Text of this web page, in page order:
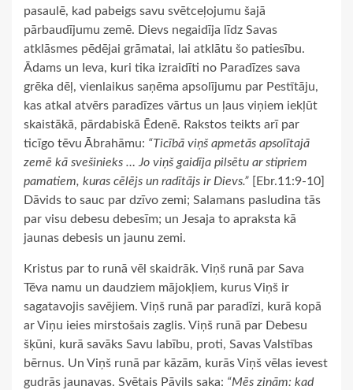
pasaulē, kad pabeigs savu svētceļojumu šajā
pārbaudījumu zemē. Dievs negaidīja līdz Savas
atklāsmes pēdējai grāmatai, lai atklātu šo patiesību.
Ādams un Ieva, kuri tika izraidīti no Paradīzes sava
grēka dēļ, vienlaikus saņēma apsolījumu par Pestītāju,
kas atkal atvērs paradīzes vārtus un ļaus viņiem iekļūt
skaistākā, pārdabiskā Ēdenē. Rakstos teikts arī par
ticīgo tēvu Ābrahāmu: “Ticībā viņš apmetās apsolītajā
zemē kā svešinieks … Jo viņš gaidīja pilsētu ar stipriem
pamatiem, kuras cēlējs un radītājs ir Dievs.” [Ebr.11:9-10]
Dāvids to sauc par dzīvo zemi; Salamans pasludina tās
par visu debesu debesīm; un Jesaja to apraksta kā
jaunas debesis un jaunu zemi.
Kristus par to runā vēl skaidrāk. Viņš runā par Sava
Tēva namu un daudziem mājokļiem, kurus Viņš ir
sagatavojis savējiem. Viņš runā par paradīzi, kurā kopā
ar Viņu ieies mirstošais zaglis. Viņš runā par Debesu
šķūni, kurā savāks Savu labību, proti, Savas Valstības
bērnus. Un Viņš runā par kāzām, kurās Viņš vēlas ievest
gudrās jaunavas. Svētais Pāvils saka: “Mēs zinām: kad